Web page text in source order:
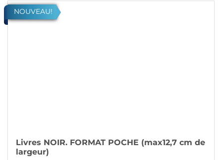
NOUVEAU!
Livres NOIR. FORMAT POCHE (max12,7 cm de
largeur)
Voir plus Livres NOIR. FORMAT POCHE (max12,7 cm de largeur)